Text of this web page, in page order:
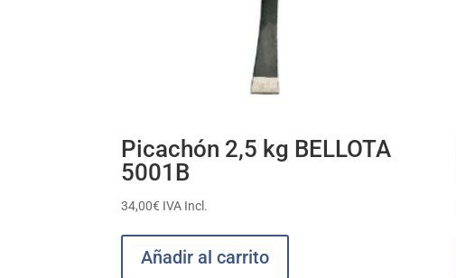
Picachón 2,5 kg BELLOTA
5001B
34,00€ IVA Incl.
Añadir al carrito